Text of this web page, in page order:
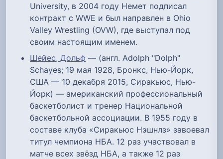
University, в 2004 году Немет подписал
контракт с WWE и был направлен в Ohio
Valley Wrestling (OVW), где выступал под
своим настоящим именем.
Шейес, Дольф — (англ. Adolph "Dolph"
Schayes; 19 мая 1928, Бронкс, Нью-Йорк,
США — 10 декабря 2015, Сиракьюс, Нью-
Йорк) — американский профессиональный
баскетболист и тренер Национальной
баскетбольной ассоциации. В 1955 году в
составе клуба «Сиракьюс Нэшнлз» завоевал
титул чемпиона НБА. 12 раз участвовал в
матче всех звёзд НБА, а также 12 раз